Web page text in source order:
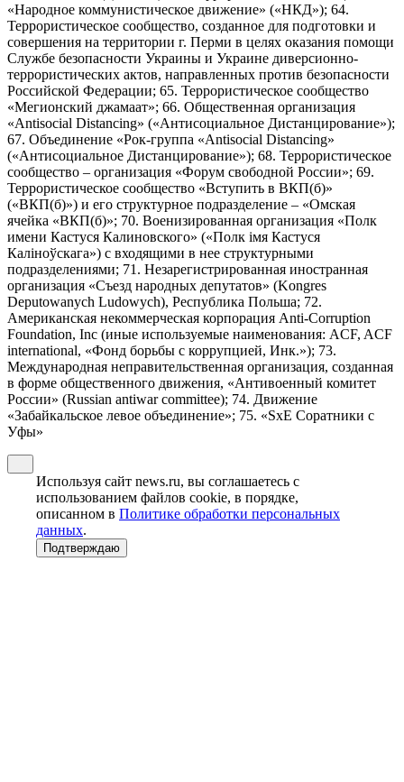
«Народное коммунистическое движение» («НКД»); 64.
Террористическое сообщество, созданное для подготовки и
совершения на территории г. Перми в целях оказания помощи
Службе безопасности Украины и Украине диверсионно-
террористических актов, направленных против безопасности
Российской Федерации; 65. Террористическое сообщество
«Мегионский джамаат»; 66. Общественная организация
«Antisocial Distancing» («Антисоциальное Дистанцирование»);
67. Объединение «Рок-группа «Antisocial Distancing»
(«Антисоциальное Дистанцирование»); 68. Террористическое
сообщество – организация «Форум свободной России»; 69.
Террористическое сообщество «Вступить в ВКП(б)»
(«ВКП(б)») и его структурное подразделение – «Омская
ячейка «ВКП(б)»; 70. Военизированная организация «Полк
имени Кастуся Калиновского» («Полк iмя Кастуся
Калiноўскага») с входящими в нее структурными
подразделениями; 71. Незарегистрированная иностранная
организация «Съезд народных депутатов» (Kongres
Deputowanych Ludowych), Республика Польша; 72.
Американская некоммерческая корпорация Anti-Corruption
Foundation, Inc (иные используемые наименования: ACF, ACF
international, «Фонд борьбы с коррупцией, Инк.»); 73.
Международная неправительственная организация, созданная
в форме общественного движения, «Антивоенный комитет
России» (Russian antiwar committee); 74. Движение
«Забайкальское левое объединение»; 75. «SxE Соратники с
Уфы»
Используя сайт news.ru, вы соглашаетесь с
использованием файлов cookie, в порядке,
описанном в Политике обработки персональных
данных.
Подтверждаю